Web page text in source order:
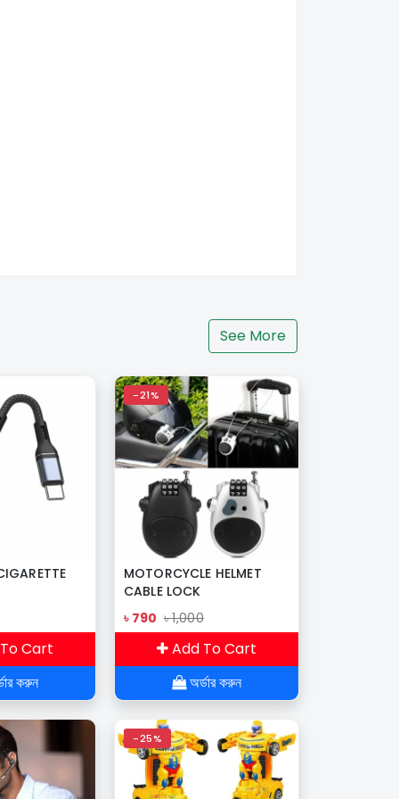
See More
Cart
করুন
-21%
MOTORCYCLE HELMET
CABLE LOCK
৳ 790 ৳ 1,000
Add To Cart
অর্ডার করুন
-25%